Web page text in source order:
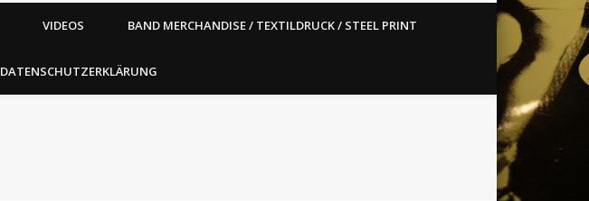
VIDEOS BAND MERCHANDISE / TEXTILDRUCK / STEEL PRINT
DATENSCHUTZERKLÄRUNG